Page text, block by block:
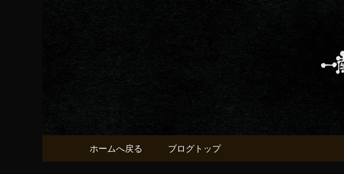
京都・五条で
献うるうる」
京都・五条烏丸の町屋居酒屋「一献う
コンテンツへ移動
ホームへ戻る ブログトップ